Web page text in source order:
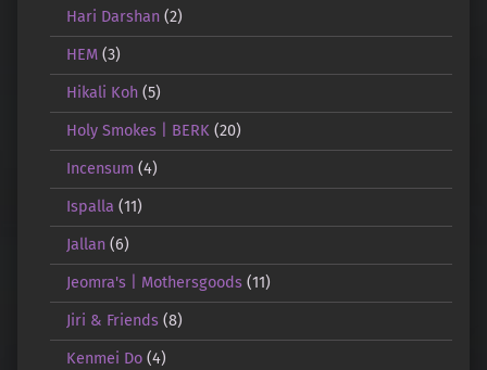
Hari Darshan(2)
HEM(3)
Hikali Koh(5)
Holy Smokes | BERK(20)
Incensum (4)
Ispalla (11)
Jallan(6)
Jeomra's | Mothersgoods(11)
Jiri & Friends(8)
Kenmei Do(4)